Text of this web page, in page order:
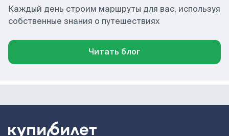
Каждый день строим маршруты для вас, используя
собственные знания о путешествиях
Читать блог